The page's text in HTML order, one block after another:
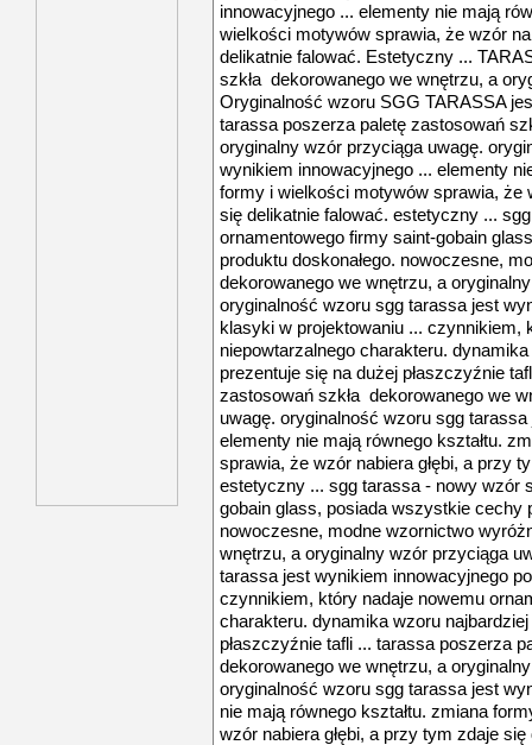
innowacyjnego ... elementy nie mają
wielkości motywów sprawia, że wzór
delikatnie falować. Estetyczny ...
szkła dekorowanego we wnętrzu, a
Oryginalność wzoru SGG TARASSA
tarassa poszerza paletę zastosowań
oryginalny wzór przyciąga uwagę.
wynikiem innowacyjnego ... elementy
formy i wielkości motywów sprawia, że
się delikatnie falować. estetyczny ...
ornamentowego firmy saint-gobain
produktu doskonałego. nowoczesne,
dekorowanego we wnętrzu, a
oryginalność wzoru sgg tarassa jest
klasyki w projektowaniu ... czynnikiem,
niepowtarzalnego charakteru.
prezentuje się na dużej płaszczyźnie
zastosowań szkła dekorowanego we
uwagę. oryginalność wzoru sgg
elementy nie mają równego kształtu.
sprawia, że wzór nabiera głębi, a przy
estetyczny ... sgg tarassa - nowy wzór
gobain glass, posiada wszystkie cechy
nowoczesne, modne wzornictwo
wnętrzu, a oryginalny wzór przyciąga
tarassa jest wynikiem innowacyjnego
czynnikiem, który nadaje nowemu
charakteru. dynamika wzoru
płaszczyźnie tafli ... tarassa poszerza
dekorowanego we wnętrzu, a
oryginalność wzoru sgg tarassa jest
nie mają równego kształtu. zmiana
wzór nabiera głębi, a przy tym zdaje